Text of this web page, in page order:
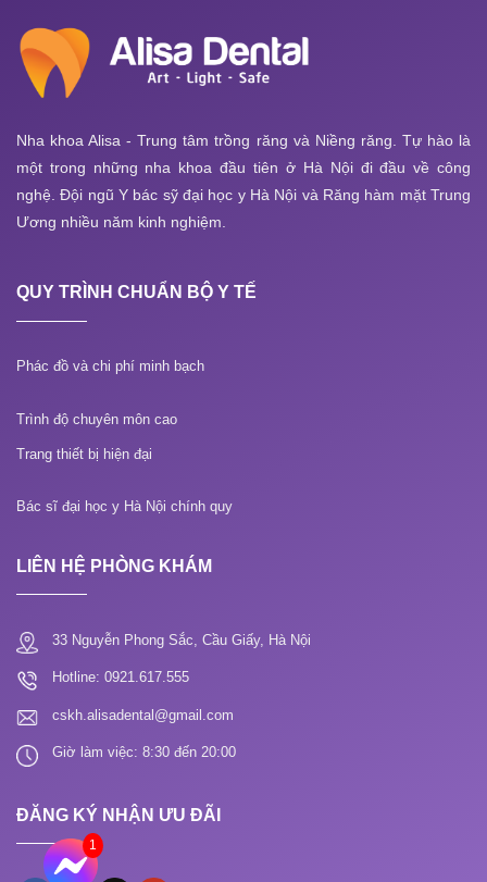
Nha khoa Alisa - Trung tâm trồng răng và Niềng răng. Tự hào là
một trong những nha khoa đầu tiên ở Hà Nội đi đầu về công
nghệ. Đội ngũ Y bác sỹ đại học y Hà Nội và Răng hàm mặt Trung
Ương nhiều năm kinh nghiệm.
QUY TRÌNH CHUẨN BỘ Y TẾ
Phác đồ và chi phí minh bạch
Trình độ chuyên môn cao
Trang thiết bị hiện đại
Bác sĩ đại học y Hà Nội chính quy
LIÊN HỆ PHÒNG KHÁM
33 Nguyễn Phong Sắc, Cầu Giấy, Hà Nội
Hotline: 0921.617.555
cskh.alisadental@gmail.com
Giờ làm việc: 8:30 đến 20:00
ĐĂNG KÝ NHẬN ƯU ĐÃI
1